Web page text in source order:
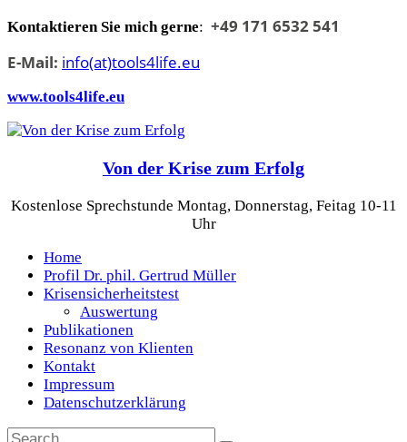
Skip
content
Kontaktieren Sie mich gerne: +49 171 6532 541
E-Mail: info(at)tools4life.eu
www.tools4life.eu
Von der Krise zum Erfolg
Kostenlose Sprechstunde Montag, Donnerstag, Feitag 10-11
Uhr
Home
Profil Dr. phil. Gertrud Müller
Krisensicherheitstest
Auswertung
Publikationen
Resonanz von Klienten
Kontakt
Impressum
Datenschutzerklärung